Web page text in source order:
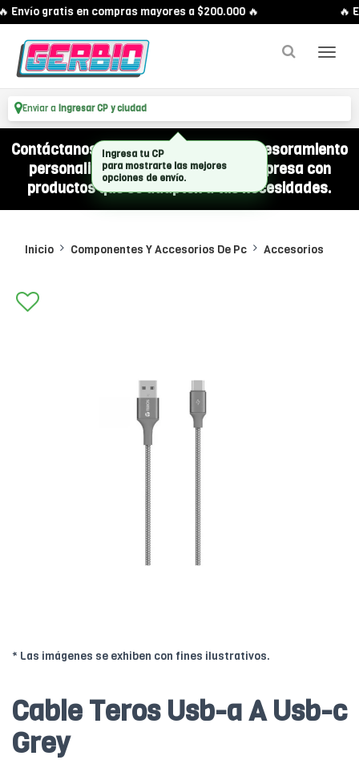
Envío gratis en compras mayores a $200.000 🔥 🔥
Enviar a Ingresar CP y ciudad
Contáctanos por WhatsApp y recibí asesoramiento
personalizado para equipar a tu empresa con
productos que se adapten a tus necesidades.
Inicio Componentes Y Accesorios De Pc Accesorios
* Las imágenes se exhiben con fines ilustrativos.
Cable Teros Usb-a A Usb-c
Grey